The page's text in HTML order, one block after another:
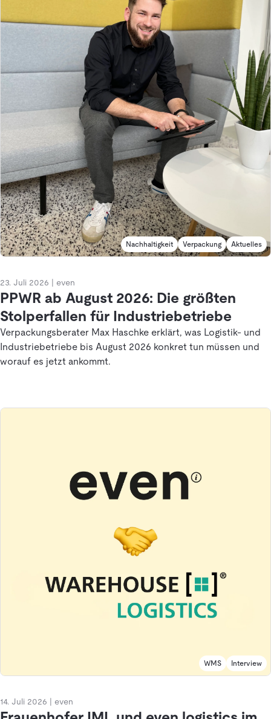
Nachhaltigkeit Verpackung Aktuelles
23. Juli 2026 even
PPWR ab August 2026: Die größten
Stolperfallen für Industriebetriebe
Verpackungsberater Max Haschke erklärt, was Logistik- und
Industriebetriebe bis August 2026 konkret tun müssen und
worauf es jetzt ankommt.
WMS Interview
14. Juli 2026 | even